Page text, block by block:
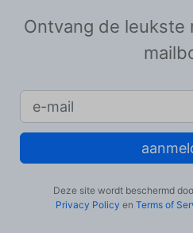
Ontvang de leukste
Deze site wordt beschermd
Privacy Policy en Terms of